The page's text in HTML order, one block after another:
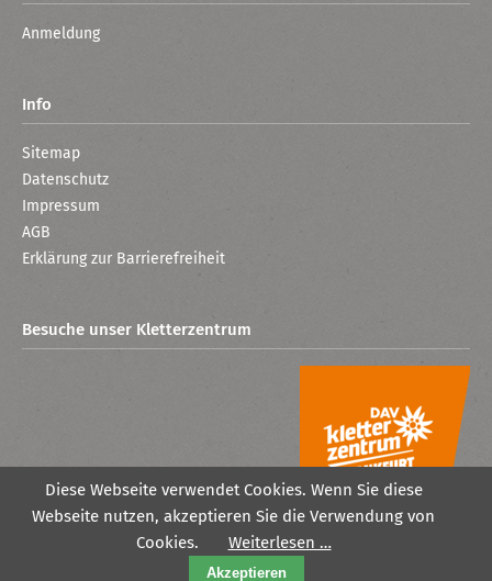
Anmeldung
Info
Sitemap
Datenschutz
Impressum
AGB
Erklärung zur Barrierefreiheit
Besuche unser Kletterzentrum
Diese Webseite verwendet Cookies. Wenn Sie diese
Webseite nutzen, akzeptieren Sie die Verwendung von
Cookies.
Weiterlesen …
Akzeptieren